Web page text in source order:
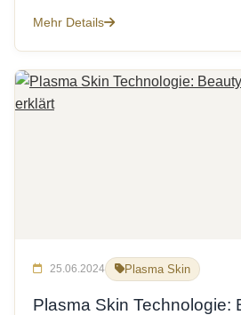
Mehr Details
25.06.2024 Plasma Skin
Plasma Skin Technologie: